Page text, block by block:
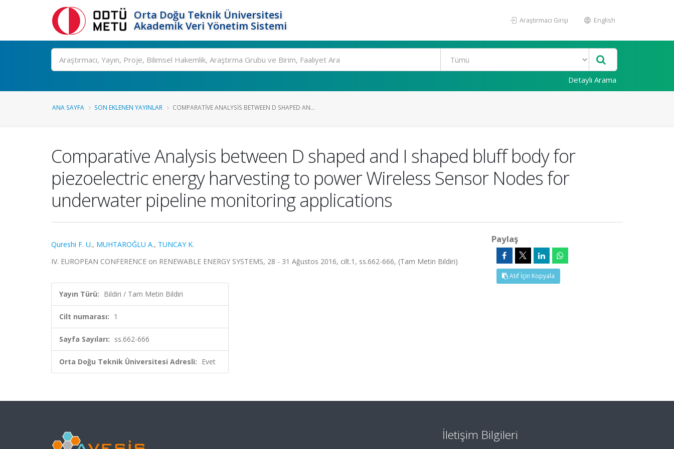
Orta Doğu Teknik Üniversitesi
Akademik Veri Yönetim Sistemi
Araştırmacı Girişi English
Ara
Detaylı Arama
ANA SAYFA SON EKLENEN YAYINLAR COMPARATIVE ANALYSIS BETWEEN D SHAPED AN...
Comparative Analysis between D shaped and I shaped bluff body for
piezoelectric energy harvesting to power Wireless Sensor Nodes for
underwater pipeline monitoring applications
Qureshi F. U., MUHTAROĞLU A., TUNCAY K.
IV. EUROPEAN CONFERENCE on RENEWABLE ENERGY SYSTEMS, 28 - 31 Ağustos 2016, cilt.1, ss.662-666, (Tam Metin Bildiri)
Yayın Türü: Bildiri / Tam Metin Bildiri
Cilt numarası: 1
Sayfa Sayıları: ss.662-666
Orta Doğu Teknik Üniversitesi Adresli: Evet
Paylaş
Atıf İçin Kopyala
İletişim Bilgileri